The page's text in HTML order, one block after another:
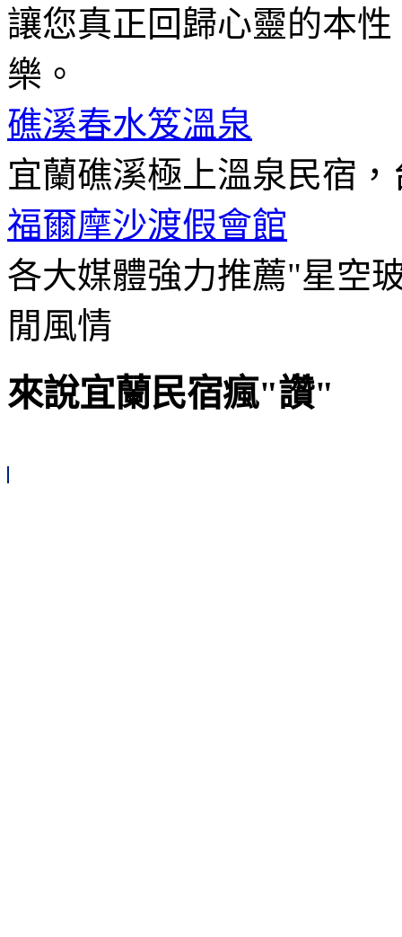
讓您真正回歸心靈的本
樂。
礁溪春水笈溫泉
宜蘭礁溪極上溫泉民宿
福爾摩沙渡假會館
各大媒體強力推薦"星空
閒風情
來說宜蘭民宿瘋"讚"